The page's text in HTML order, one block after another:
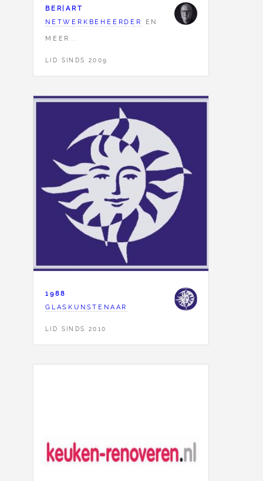
BER|ART
NETWERKBEHEERDER
EN
MEER...
LID SINDS 2009
1988
GLASKUNSTENAAR
LID SINDS 2010